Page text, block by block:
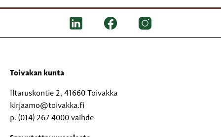
Toivakan kunta
Iltaruskontie 2, 41660 Toivakka
kirjaamo@toivakka.fi
p. (014) 267 4000 vaihde